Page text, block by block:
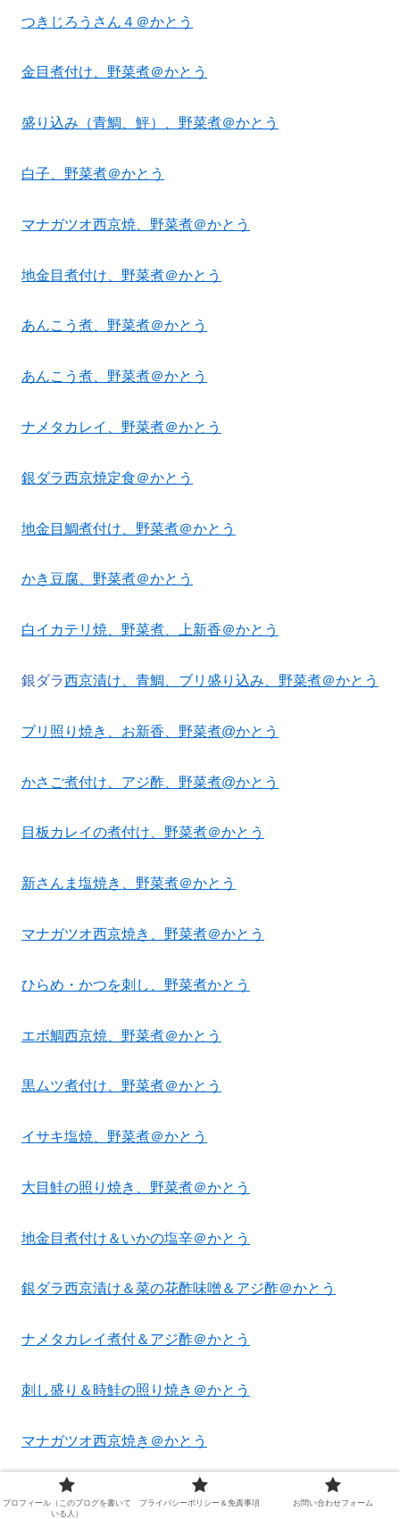
つきじろうさん４＠かとう
金目煮付け、野菜煮＠かとう
盛り込み（青鯛、鮃）、野菜煮＠かとう
白子、野菜煮＠かとう
マナガツオ西京焼、野菜煮＠かとう
地金目煮付け、野菜煮＠かとう
あんこう煮、野菜煮＠かとう
あんこう煮、野菜煮＠かとう
ナメタカレイ、野菜煮＠かとう
銀ダラ西京焼定食＠かとう
地金目鯛煮付け、野菜煮＠かとう
かき豆腐、野菜煮＠かとう
白イカテリ焼、野菜煮、上新香＠かとう
銀ダラ西京漬け、青鯛、ブリ盛り込み、野菜煮＠かとう
ブリ照り焼き、お新香、野菜煮@かとう
かさご煮付け、アジ酢、野菜煮@かとう
目板カレイの煮付け、野菜煮＠かとう
新さんま塩焼き、野菜煮＠かとう
マナガツオ西京焼き、野菜煮＠かとう
ひらめ・かつを刺し、野菜煮かとう
エボ鯛西京焼、野菜煮＠かとう
黒ムツ煮付け、野菜煮＠かとう
イサキ塩焼、野菜煮＠かとう
大目鮭の照り焼き、野菜煮＠かとう
地金目煮付け＆いかの塩辛＠かとう
銀ダラ西京漬け＆菜の花酢味噌＆アジ酢＠かとう
ナメタカレイ煮付＆アジ酢＠かとう
刺し盛り＆時鮭の照り焼き＠かとう
マナガツオ西京焼き＠かとう
キンメの西京焼き＠かとう
プロフィール（このブログを書いて
いる人）
プライバシーポリシー＆免責事項 お問い合わせフォーム